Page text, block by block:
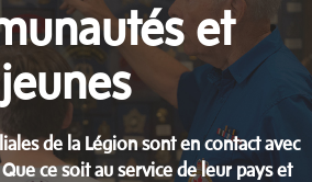
et
jeunes
de la Légion sont en contact avec
ce soit au service de leur pays et